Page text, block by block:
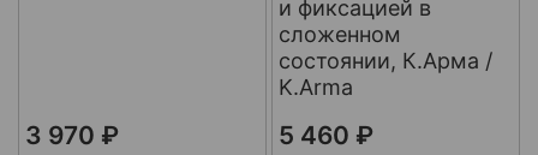
3 970 ₽
и фиксацией в
сложенном
состоянии, К.Арма /
K.Arma
5 460 ₽